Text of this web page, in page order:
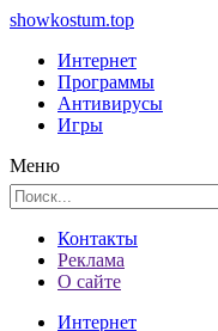
showkostum.top
Интернет
Программы
Антивирусы
Игры
Меню
Контакты
Реклама
О сайте
Интернет